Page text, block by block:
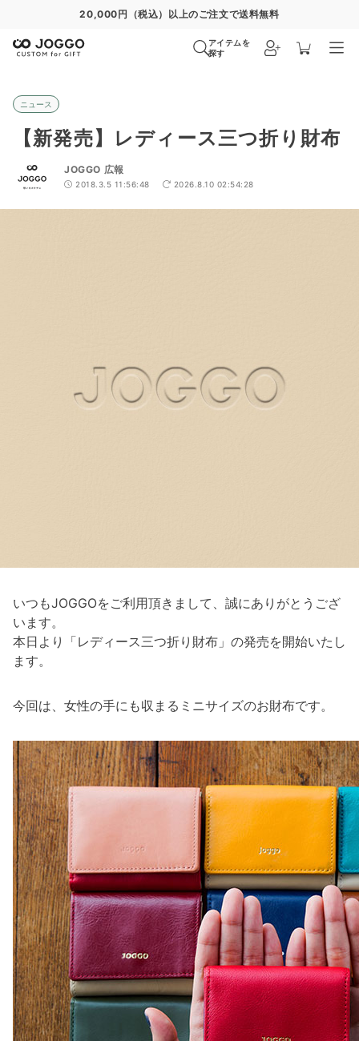
20,000円（税込）以上のご注文で送料無料
アイテムを
探す
ニュース
【新発売】レディース三つ折り財布
JOGGO 広報
2018.3.5 11:56:48 2026.8.10 02:54:28
いつもJOGGOをご利用頂きまして、誠にありがとうござ
います。
本日より「レディース三つ折り財布」の発売を開始いたし
ます。
今回は、女性の手にも収まるミニサイズのお財布です。